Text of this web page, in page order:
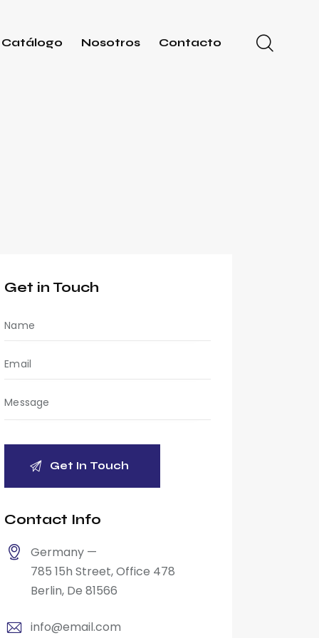
Catálogo Nosotros Contacto
Get in Touch
Contact Info
Germany —
785 15h Street, Office 478
Berlin, De 81566
info@email.com